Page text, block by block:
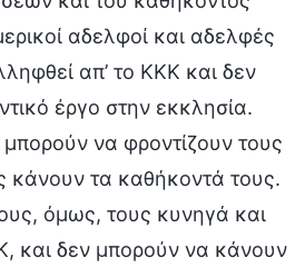
αδελφοί και αδελφές
απ’ το ΚΚΚ και δεν
έργο στην εκκλησία.
μπορούν να φροντίζουν τους
κάνουν τα καθήκοντά τους.
όμως, τους κυνηγά και
και δεν μπορούν να κάνουν